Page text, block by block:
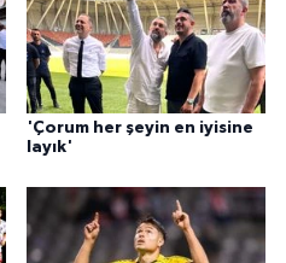
'Çorum her şeyin en iyisine
layık'